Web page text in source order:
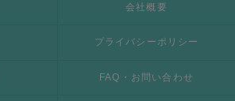
会社概要
プライバシーポリシー
FAQ・お問い合わせ